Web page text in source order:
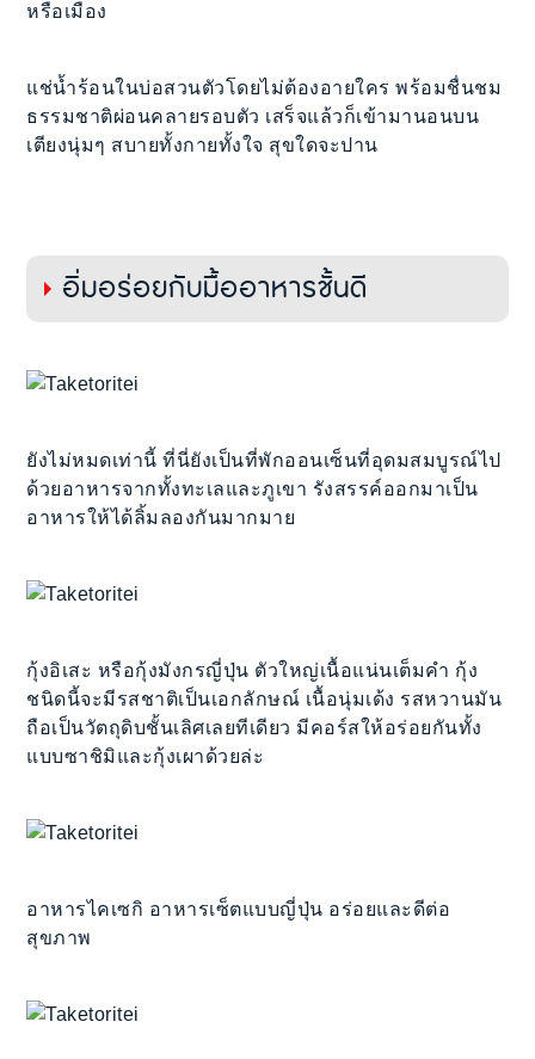
หรือเมือง
แช่น้ำร้อนในบ่อสวนตัวโดยไม่ต้องอายใคร พร้อมชื่นชม
ธรรมชาติผ่อนคลายรอบตัว เสร็จแล้วก็เข้ามานอนบน
เตียงนุ่มๆ สบายทั้งกายทั้งใจ สุขใดจะปาน
อิ่มอร่อยกับมื้ออาหารชั้นดี
ยังไม่หมดเท่านี้ ที่นี่ยังเป็นที่พักออนเซ็นที่อุดมสมบูรณ์ไป
ด้วยอาหารจากทั้งทะเลและภูเขา รังสรรค์ออกมาเป็น
อาหารให้ได้ลิ้มลองกันมากมาย
กุ้งอิเสะ หรือกุ้งมังกรญี่ปุ่น ตัวใหญ่เนื้อแน่นเต็มคำ กุ้ง
ชนิดนี้จะมีรสชาติเป็นเอกลักษณ์ เนื้อนุ่มเด้ง รสหวานมัน
ถือเป็นวัตถุดิบชั้นเลิศเลยทีเดียว มีคอร์สให้อร่อยกันทั้ง
แบบซาชิมิและกุ้งเผาด้วยล่ะ
อาหารไคเซกิ อาหารเซ็ตแบบญี่ปุ่น อร่อยและดีต่อ
สุขภาพ